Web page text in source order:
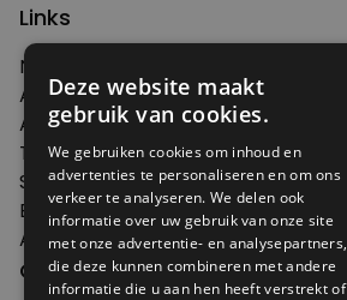
Links
Nieuws
Artikelen
Agenda
Thema's
Shop
Edities
Abonneren
Over Genoeg
Deze website maakt
gebruik van cookies.
We gebruiken cookies om inhoud en
advertenties te personaliseren en om ons
verkeer te analyseren. We delen ook
informatie over uw gebruik van onze site
met onze advertentie- en analysepartners,
die deze kunnen combineren met andere
informatie die u aan hen heeft verstrekt of